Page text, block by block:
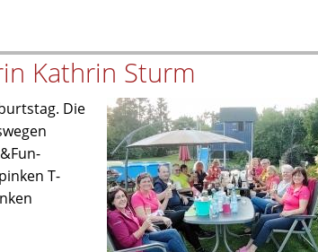
Kathrin Sturm
Die
T-